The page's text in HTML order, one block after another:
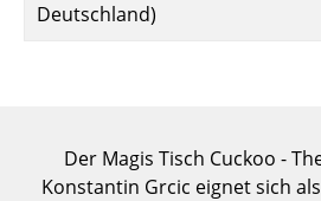
Kindertische
Einzelteile
Deutschland)
Der Magis Tisch Cuckoo -
Konstantin Grcic eignet sich